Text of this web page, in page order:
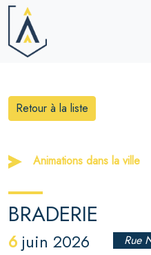
Retour à la liste
Animations dans la ville
BRADERIE
6 juin 2026 Rue